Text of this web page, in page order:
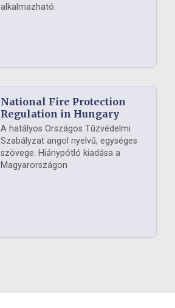
alkalmazható.
National Fire Protection
Regulation in Hungary
A hatályos Országos Tűzvédelmi
Szabályzat angol nyelvű, egységes
szövege. Hiánypótló kiadása a
Magyarországon